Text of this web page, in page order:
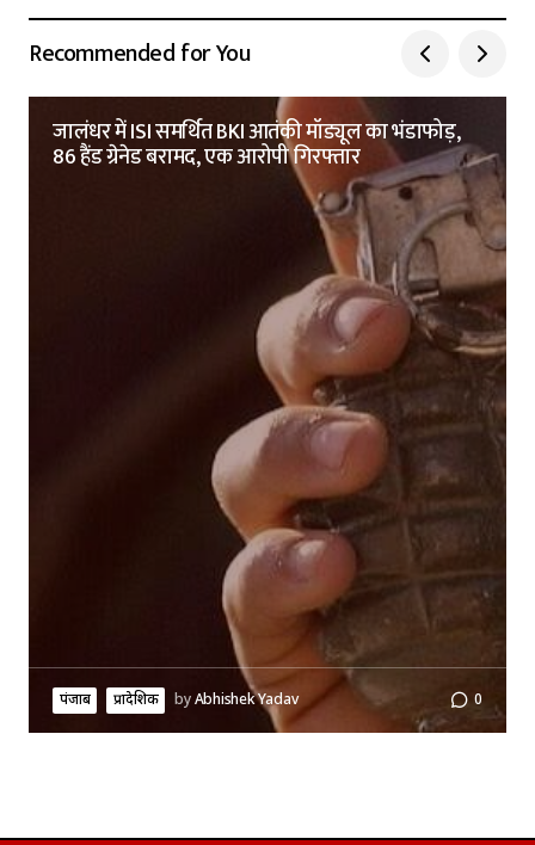
Recommended for You
जालंधर में ISI समर्थित BKI आतंकी मॉड्यूल का भंडाफोड़,
86 हैंड ग्रेनेड बरामद, एक आरोपी गिरफ्तार
पंजाब प्रादेशिक byAbhishek Yadav 0